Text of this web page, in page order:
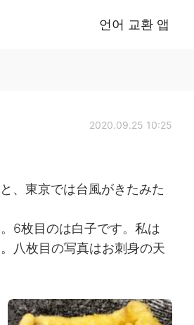
언어 교환 앱
2020.09.25 10:25
、東京では台風がきたみた
6枚目のは白子です。私は
八枚目の写真はお刺身の天